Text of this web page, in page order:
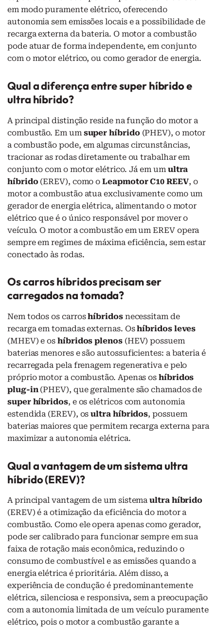
em modo puramente elétrico, oferecendo
autonomia sem emissões locais e a possibilidade de
recarga externa da bateria. O motor a combustão
pode atuar de forma independente, em conjunto
com o motor elétrico, ou como gerador de energia.
Qual a diferença entre super híbrido e
ultra híbrido?
A principal distinção reside na função do motor a
combustão. Em um super híbrido (PHEV), o motor
a combustão pode, em algumas circunstâncias,
tracionar as rodas diretamente ou trabalhar em
conjunto com o motor elétrico. Já em um ultra
híbrido (EREV), como oLeapmotor C10 REEV, o
motor a combustão atua exclusivamente como um
gerador de energia elétrica, alimentando o motor
elétrico que é o único responsável por mover o
veículo. O motor a combustão em um EREV opera
sempre em regimes de máxima eficiência, sem estar
conectado às rodas.
Os carros híbridos precisam ser
carregados na tomada?
Nem todos os carroshíbridosnecessitam de
recarga em tomadas externas. Oshíbridos leves
(MHEV) e oshíbridos plenos(HEV) possuem
baterias menores e são autossuficientes: a bateria é
recarregada pela frenagem regenerativa e pelo
próprio motor a combustão. Apenas oshíbridos
plug-in(PHEV), que geralmente são chamados de
super híbridos, e os elétricos com autonomia
estendida (EREV), osultra híbridos, possuem
baterias maiores que permitem recarga externa para
maximizar a autonomia elétrica.
Qual a vantagem de um sistema ultra
híbrido (EREV)?
A principal vantagem de um sistemaultra híbrido
(EREV) é a otimização da eficiência do motor a
combustão. Como ele opera apenas como gerador,
pode ser calibrado para funcionar sempre em sua
faixa de rotação mais econômica, reduzindo o
consumo de combustível e as emissões quando a
energia elétrica é prioritária. Além disso, a
experiência de condução é predominantemente
elétrica, silenciosa e responsiva, sem a preocupação
com a autonomia limitada de um veículo puramente
elétrico, pois o motor a combustão garante a